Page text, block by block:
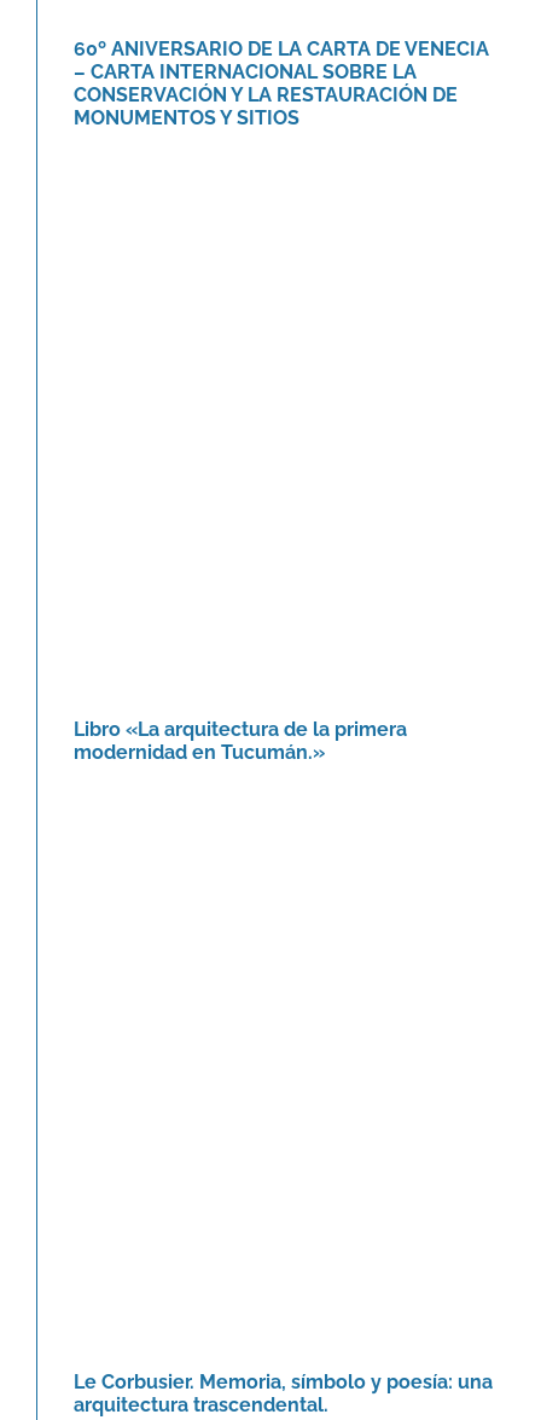
60º ANIVERSARIO DE LA CARTA DE VENECIA
– CARTA INTERNACIONAL SOBRE LA
CONSERVACIÓN Y LA RESTAURACIÓN DE
MONUMENTOS Y SITIOS
Libro «La arquitectura de la primera
modernidad en Tucumán.»
Le Corbusier. Memoria, símbolo y poesía: una
arquitectura trascendental.